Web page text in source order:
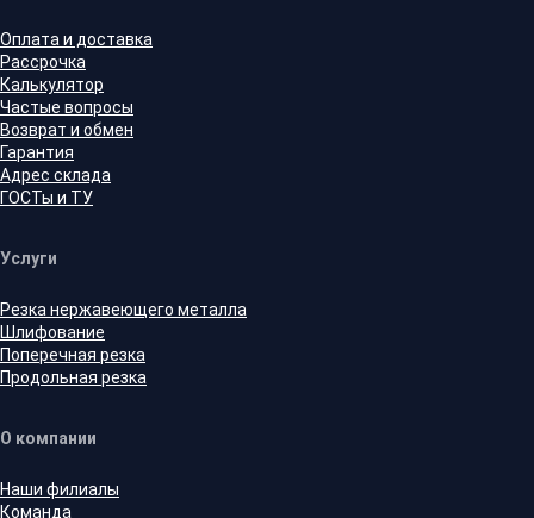
Оплата и доставка
Рассрочка
Калькулятор
Частые вопросы
Возврат и обмен
Гарантия
Адрес склада
ГОСТы и ТУ
Услуги
Резка нержавеющего металла
Шлифование
Поперечная резка
Продольная резка
О компании
Наши филиалы
Команда